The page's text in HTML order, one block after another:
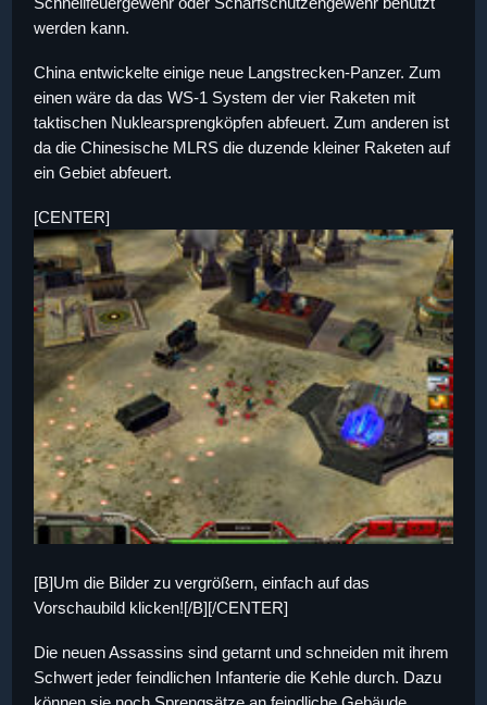
werden kann.
China entwickelte einige neue Langstrecken-Panzer. Zum
einen wäre da das WS-1 System der vier Raketen mit
taktischen Nuklearsprengköpfen abfeuert. Zum anderen ist
da die Chinesische MLRS die duzende kleiner Raketen auf
ein Gebiet abfeuert.
[CENTER]
[B]Um die Bilder zu vergrößern, einfach auf das
Vorschaubild klicken![/B][/CENTER]
Die neuen Assassins sind getarnt und schneiden mit ihrem
Schwert jeder feindlichen Infanterie die Kehle durch. Dazu